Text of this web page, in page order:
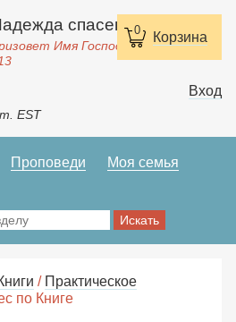
0 Корзина
спасения»
Имя Господне, спасется.
EST
Вход
Проповеди
Моя семья
/ Практическое
по Книге